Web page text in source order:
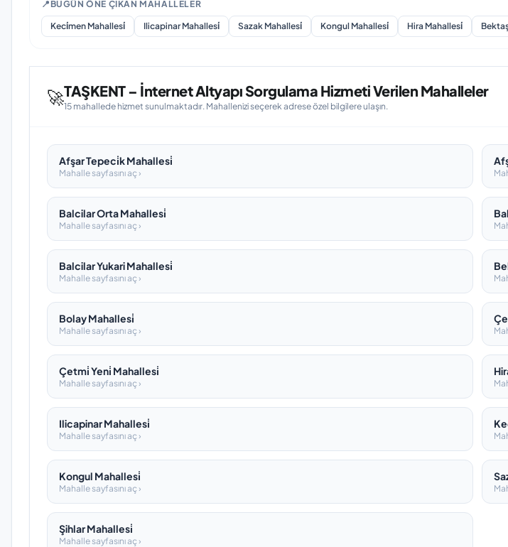
📍 BUGÜN ÖNE ÇIKAN MAHALLELER
Keci̇men Mahallesi̇ Ilicapinar Mahallesi̇ Sazak Mahallesi̇ Kongul Mahallesi̇ Hira Mahallesi̇
🚀TAŞKENT – İnternet Altyapı Sorgulama Hizmeti Verilen Mahalleler
15 mahallede hizmet sunulmaktadır. Mahallenizi seçerek adrese özel bilgilere ulaşın.
Afşar Tepeci̇k Mahallesi̇
Mahalle sayfasını aç ›
Balcilar Orta Mahallesi̇
Mahalle sayfasını aç ›
Balcilar Yukari Mahallesi̇
Mahalle sayfasını aç ›
Bolay Mahallesi̇
Mahalle sayfasını aç ›
Çetmi̇ Yeni̇ Mahallesi̇
Mahalle sayfasını aç ›
Ilicapinar Mahallesi̇
Mahalle sayfasını aç ›
Kongul Mahallesi̇
Mahalle sayfasını aç ›
Şihlar Mahallesi̇
Mahalle sayfasını aç ›